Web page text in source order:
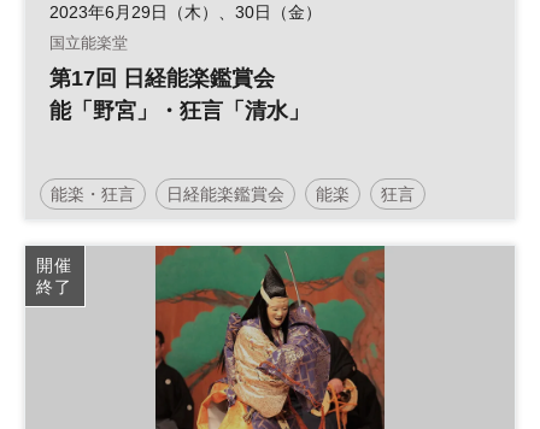
2023年6月29日（木）、30日（金）
国立能楽堂
第17回 日経能楽鑑賞会
能「野宮」・狂言「清水」
能楽・狂言 日経能楽鑑賞会 能楽 狂言
国立能楽堂
開催
終了